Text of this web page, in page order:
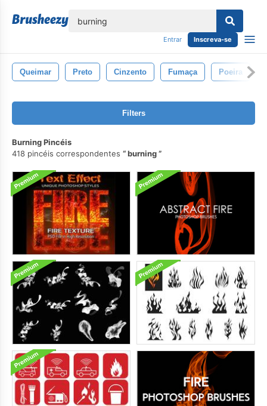
Entrar Inscreva-se
Queimar Preto Cinzento Fumaça Poeira
Filters
Burning Pincéis
418 pincéis correspondentes
burning